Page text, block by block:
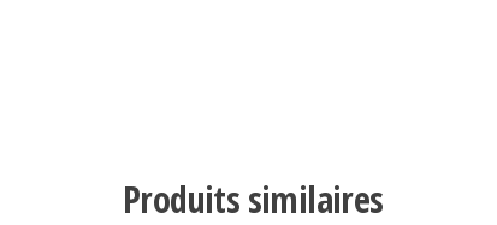
Produits similaires